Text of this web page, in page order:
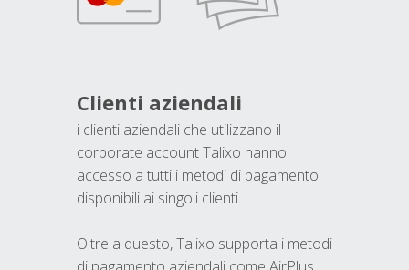
Clienti aziendali
i clienti aziendali che utilizzano il
corporate account Talixo hanno
accesso a tutti i metodi di pagamento
disponibili ai singoli clienti.
Oltre a questo, Talixo supporta i metodi